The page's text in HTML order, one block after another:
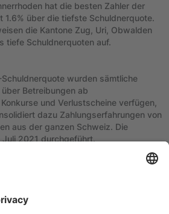
hat die besten Zahler der
1.6% über die tiefste Schuldnerquote.
die Kantone Zug, Uri, Obwalden
tiefe Schuldnerquoten auf.
wurden sämtliche
Betreibungen ab
und Verlustscheine verfügen,
dazu Zahlungserfahrungen von
aus der ganzen Schweiz. Die
Juli 2021 durchgeführt.